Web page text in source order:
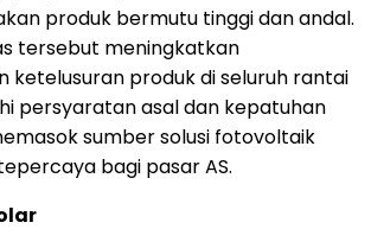
produk bermutu tinggi dan andal.
tersebut meningkatkan
ketelusuran produk di seluruh rantai
persyaratan asal dan kepatuhan
sumber solusi fotovoltaik
bagi pasar AS.